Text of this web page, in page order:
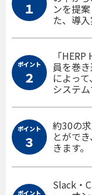
１ ンを提
た、導
ポイント
２
「
員を巻
によっ
システム
ポイント
３
約30の
とがで
きます。
ポイント
Slack・